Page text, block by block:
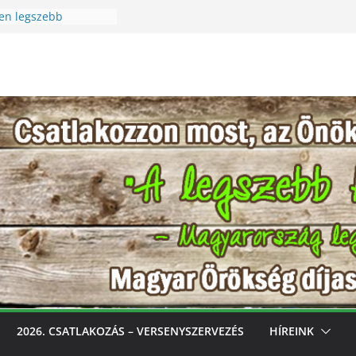
legszebb
módon
szeretetére a
legszebb
gondozd, nyerj:
konyhakertjeit
2026. CSATLAKOZÁS – VERSENYSZERVEZÉS HÍREINK